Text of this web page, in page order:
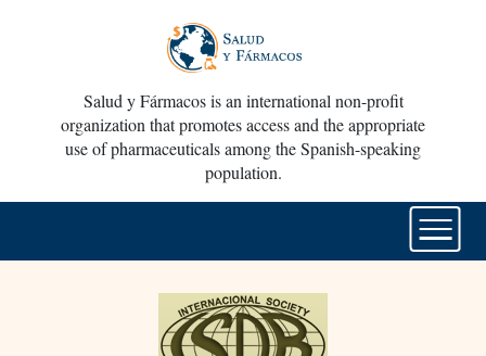
Salud y Fármacos is an international non-profit
organization that promotes access and the appropriate
use of pharmaceuticals among the Spanish-speaking
population.